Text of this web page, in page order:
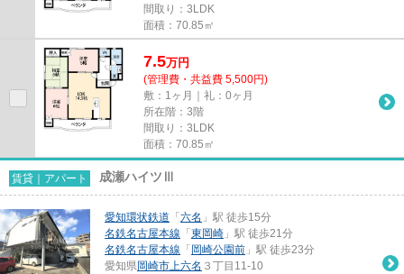
間取り：3LDK
面積：70.85㎡
7.5万円
(管理費・共益費 5,500円)
敷：1ヶ月｜礼：0ヶ月
所在階：3階
間取り：3LDK
面積：70.85㎡
賃貸｜アパート 成瀬ハイツⅢ
愛知環状鉄道 「 六名 」駅 徒歩15分
名鉄名古屋本線 「 東岡崎 」駅 徒歩21分
名鉄名古屋本線 「 岡崎公園前 」駅 徒歩23分
愛知県岡崎市上六名 ３丁目11-10